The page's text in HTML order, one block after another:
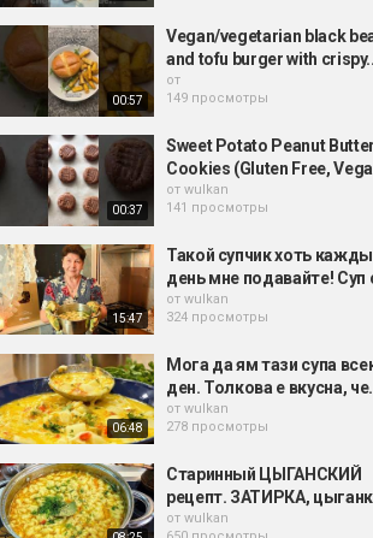
00:57
Vegan/vegetarian black
and tofu burger with
от
149 просмотры
00:37
Sweet Potato Peanut Butter
Cookies (Gluten Free,
от wulkan
141 просмотры
15:47
Такой супчик хоть
день мне подавайте! Суп
от wulkan
324 просмотры
06:48
Мога да ям тази супа
ден. Толкова е вкусна,
от wulkan
278 просмотры
Старинный ЦЫГАНСКИЙ
рецепт. ЗАТИРКА,
от wulkan